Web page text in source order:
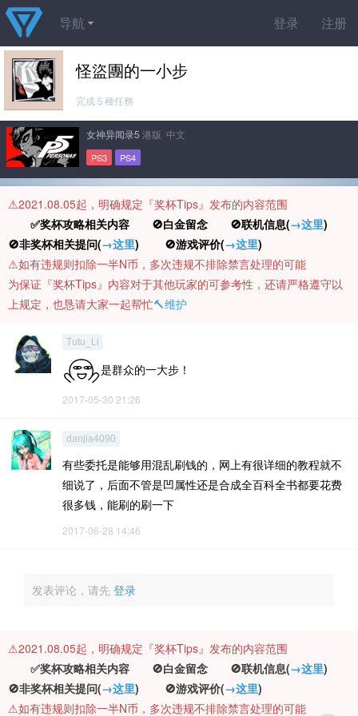
登录 注册
导航
怪盜團的一小步
完成５種任務
女神异闻录5 港版 中文
PS3 PS4
⚠️2021.08.05起，明确规定『奖杯Tips』发布的内容范围
✅奖杯攻略相关内容 🚫白金留念 🚫联机信息(→这里)
🚫非奖杯相关提问(→这里) 🚫游戏评价(→这里)
⚠️如有违规则扣除一半N币，多次违规不排除禁言处理的可能
为保证『奖杯Tips』内容对于其他玩家的可参考性，还请严格遵守以
上规定，也恳请大家一起帮忙🔨维护
Tutu_Li
是群众的一大步！
2017-05-30 21:26
danjia4090
有些委托是能够用混乱刷钱的，网上有很详细的教程就不
细说了，后面不管是凹属性还是合成全百科全书都要花费
很多钱，能刷的刷一下
2017-06-28 14:46
发表评论，请先 登录
⚠️2021.08.05起，明确规定『奖杯Tips』发布的内容范围
✅奖杯攻略相关内容 🚫白金留念 🚫联机信息(→这里)
🚫非奖杯相关提问(→这里) 🚫游戏评价(→这里)
⚠️如有违规则扣除一半N币，多次违规不排除禁言处理的可能